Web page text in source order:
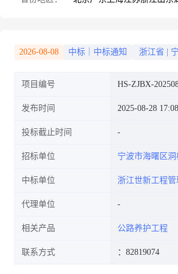
2026-08-08 中标｜中标通知 浙江省
项目编号 HS-ZJBX-
发布时间 2025-08-28
投标截止时间
招标单位 宁波市海曙区
中标单位 浙江世新工程管
代理单位
相关产品 公路养护工程
联系方式 ：82819074